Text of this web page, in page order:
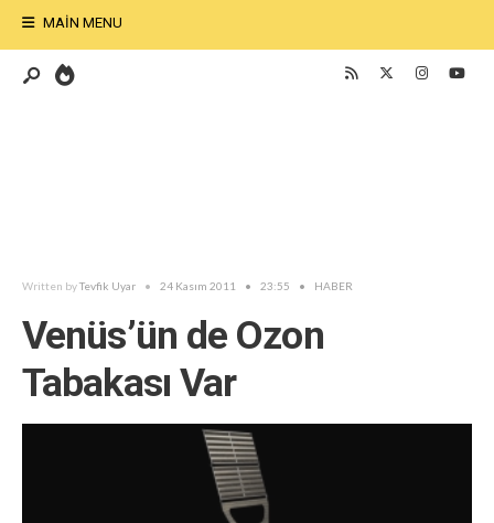
MAIN MENU
Written byTevfik Uyar • 24 Kasım 2011 • 23:55 • HABER
Venüs’ün de Ozon
Tabakası Var